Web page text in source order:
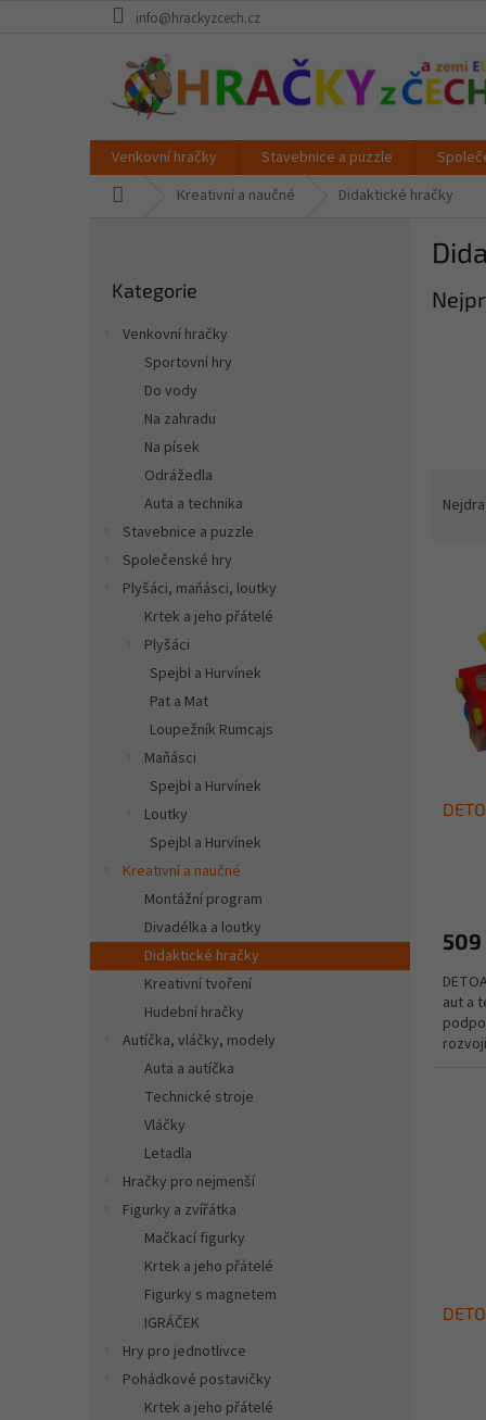
info@hrackyzcech.cz
Venkovní hračky Stavebnice a puzzle
Kreativní a naučné Didaktické hračky
kategorie
Kategorie
Venkovní hračky
Sportovní hry
Do vody
Na zahradu
Na písek
Odrážedla
Auta a technika
Stavebnice a puzzle
Společenské hry
Plyšáci, maňásci, loutky
Krtek a jeho přátelé
Plyšáci
Spejbl a Hurvínek
Pat a Mat
Loupežník Rumcajs
Maňásci
Spejbl a Hurvínek
Loutky
Spejbl a Hurvínek
Kreativní a naučné
Montážní program
Divadélka a loutky
Didaktické hračky
Kreativní tvoření
Hudební hračky
Autíčka, vláčky, modely
Auta a autíčka
Technické stroje
Vláčky
Letadla
Hračky pro nejmenší
Figurky a zvířátka
Mačkací figurky
Krtek a jeho přátelé
Figurky s magnetem
IGRÁČEK
Hry pro jednotlivce
Pohádkové postavičky
Krtek a jeho přátelé
509
aut a